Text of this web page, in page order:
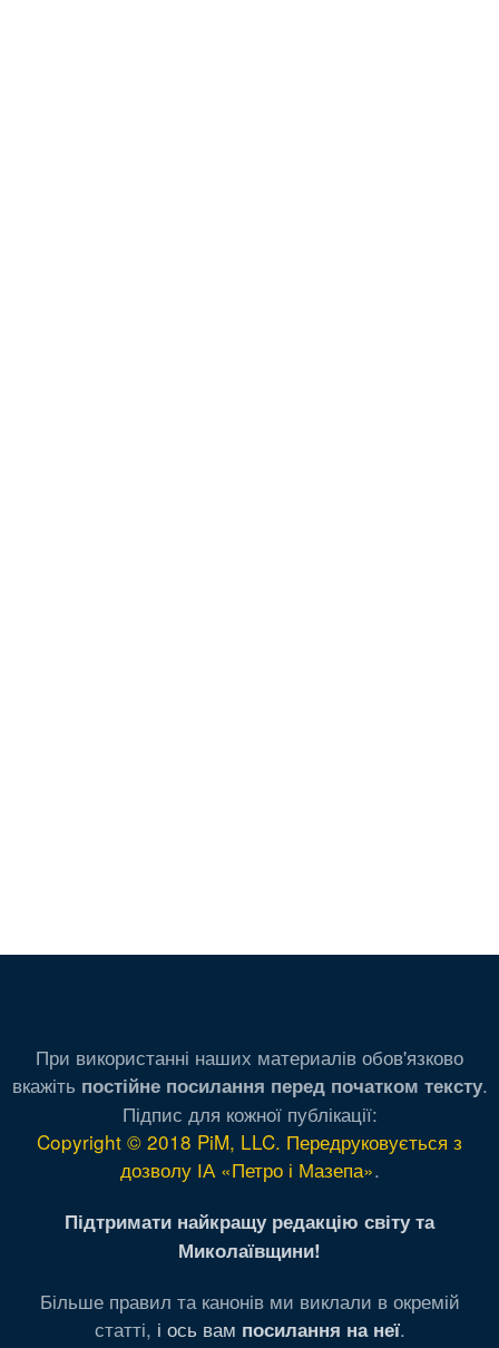
При використанні наших материалів обов'язково
вкажіть постійне посилання перед початком тексту.
Підпис для кожної публікації:
Copyright © 2018 PiM, LLC. Передруковується з
дозволу ІА «Петро і Мазепа».
Підтримати найкращу редакцію світу та
Миколаївщини!
Більше правил та канонів ми виклали в окремій
статті, і ось вам посилання на неї.